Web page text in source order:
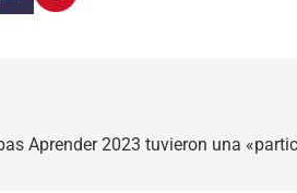
Aprender 2023 tuvieron una